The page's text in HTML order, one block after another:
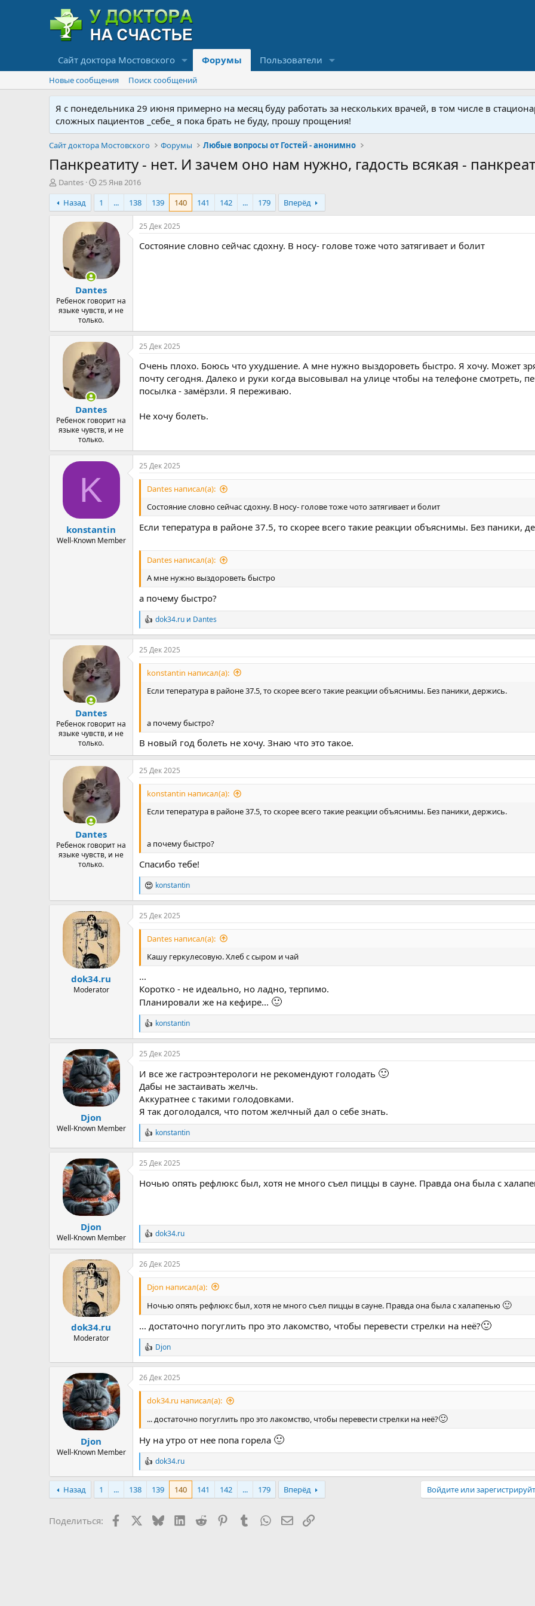
Сайт доктора Мостовского Форумы Пользователи
Новые сообщения Поиск сообщений
Я с понедельника 29 июня примерно на месяц буду работать за нескольких врачей, в том числе в
сложных пациентов _себе_ я пока брать не буду, прошу прощения!
Сайт доктора Мостовского Форумы Любые вопросы от Гостей - анонимно
Панкреатиту - нет. И зачем оно нам нужно, гадость всякая -
А
в
т
о
ы
Dantes
Д
а
т
а
н
а
ч
а
л
а
25 Янв 2016
Назад
1 ... 138 139 140 141 142 ... 179 Вперёд
Dantes
Ребенок говорит на
языке чувств, и не
только.
25 Дек 2025
Состояние словно сейчас сдохну. В носу- голове тоже чото затягивает и болит
Dantes
Ребенок говорит на
языке чувств, и не
только.
25 Дек 2025
Очень плохо. Боюсь что ухудшение. А мне нужно выздороветь быстро. Я хочу. Может
почту сегодня. Далеко и руки когда высовывал на улице чтобы на телефоне смотреть,
посылка - замёрзли. Я переживаю.
Не хочу болеть.
K
konstantin
Well-Known Member
25 Дек 2025
Dantes написал(а):
Состояние словно сейчас сдохну. В носу- голове тоже чото затягивает и болит
Если тепература в районе 37.5, то скорее всего такие реакции объяснимы. Без паники,
Dantes написал(а):
А мне нужно выздороветь быстро
а почему быстро?
Р
е
а
к
ц
и
dok34.ru и Dantes
Dantes
Ребенок говорит на
языке чувств, и не
только.
25 Дек 2025
konstantin написал(а):
Если тепература в районе 37.5, то скорее всего такие реакции объяснимы. Без паники, держись.
а почему быстро?
В новый год болеть не хочу. Знаю что это такое.
Dantes
Ребенок говорит на
языке чувств, и не
только.
25 Дек 2025
konstantin написал(а):
Если тепература в районе 37.5, то скорее всего такие реакции объяснимы. Без паники, держись.
а почему быстро?
Спасибо тебе!
Р
е
а
к
ц
и
konstantin
dok34.ru
Moderator
25 Дек 2025
Dantes написал(а):
Кашу геркулесовую. Хлеб с сыром и чай
...
Коротко - не идеально, но ладно, терпимо.
Планировали же на кефире... 🙂
Р
е
а
к
и
и
:
konstantin
Djon
Well-Known Member
25 Дек 2025
И все же гастроэнтерологи не рекомендуют голодать 🙂
Дабы не застаивать желчь.
Аккуратнее с такими голодовками.
Я так доголодался, что потом желчный дал о себе знать.
Р
е
а
к
и
konstantin
Djon
Well-Known Member
25 Дек 2025
Ночью опять рефлюкс был, хотя не много съел пиццы в сауне. Правда она была с
Р
е
а
к
ц
и
dok34.ru
dok34.ru
Moderator
26 Дек 2025
Djon написал(а):
Ночью опять рефлюкс был, хотя не много съел пиццы в сауне. Правда она была с халапенью 🙂
... достаточно погуглить про это лакомство, чтобы перевести стрелки на неё?🙂
Р
е
а
к
ц
и
Djon
Djon
Well-Known Member
26 Дек 2025
dok34.ru написал(а):
... достаточно погуглить про это лакомство, чтобы перевести стрелки на неё?🙂
Ну на утро от нее попа горела 🙂
Р
е
а
dok34.ru
Назад 1 ... 138 139 140 141 142 ... 179 Вперёд Войдите или
Поделиться: Facebook BlueskyLinkedInReddit PinterestTumblrWhatsAppЭлектронная почта
Ссылка